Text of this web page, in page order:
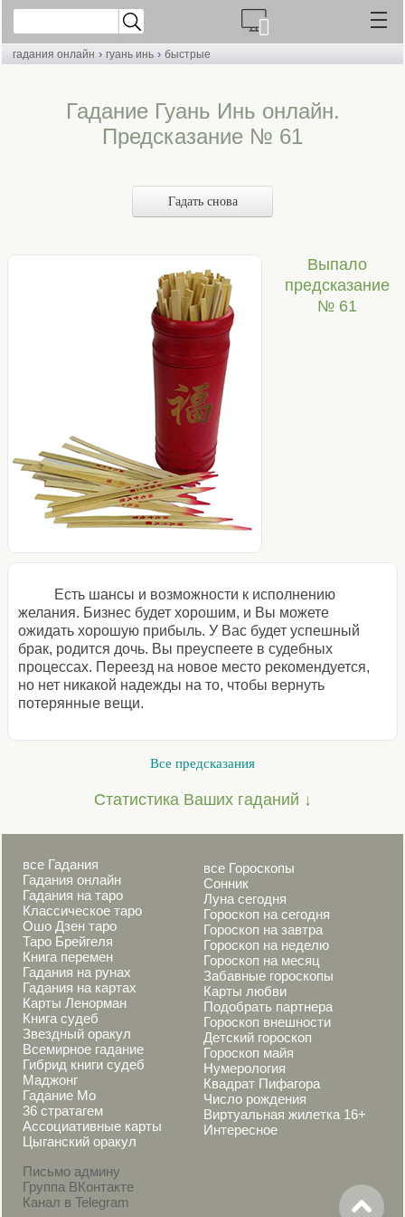
гадания онлайн › гуань инь › быстрые
Гадание Гуань Инь онлайн.
Предсказание № 61
Гадать снова
Выпало
предсказание
№ 61
Есть шансы и возможности к исполнению
желания. Бизнес будет хорошим, и Вы можете
ожидать хорошую прибыль. У Вас будет успешный
брак, родится дочь. Вы преуспеете в судебных
процессах. Переезд на новое место рекомендуется,
но нет никакой надежды на то, чтобы вернуть
потерянные вещи.
Все предсказания
Статистика Ваших гаданий ↓
все Гадания
Гадания онлайн
Гадания на таро
Классическое таро
Ошо Дзен таро
Таро Брейгеля
Книга перемен
Гадания на рунах
Гадания на картах
Карты Ленорман
Книга судеб
Звездный оракул
Всемирное гадание
Гибрид книги судеб
Маджонг
Гадание Мо
36 стратагем
Ассоциативные карты
Цыганский оракул
Письмо админу
Группа ВКонтакте
Канал в Telegram
все Гороскопы
Сонник
Луна сегодня
Гороскоп на сегодня
Гороскоп на завтра
Гороскоп на неделю
Гороскоп на месяц
Забавные гороскопы
Карты любви
Подобрать партнера
Гороскоп внешности
Детский гороскоп
Гороскоп майя
Нумерология
Квадрат Пифагора
Число рождения
Виртуальная жилетка 16+
Интересное